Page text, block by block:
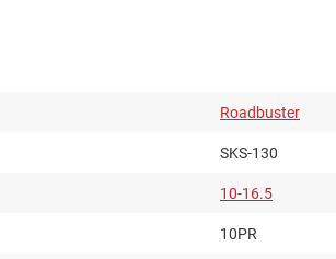
Roadbuster
SKS-130
10-16.5
10PR